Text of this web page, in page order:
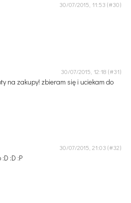
30/07/2015, 11:53
30/07/2015, 12:18
na zakupy! zbieram się i uciekam do
30/07/2015, 21:03
:D :P